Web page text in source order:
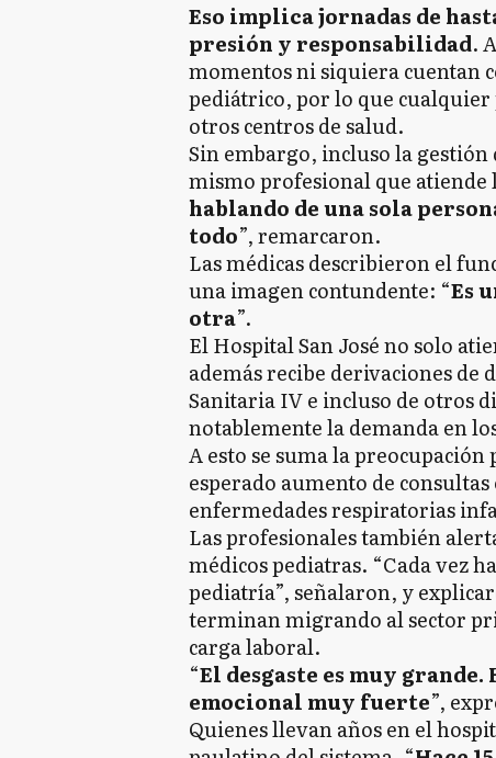
Eso implica jornadas de
presión y responsabilidad.
momentos ni siquiera cuentan
pediátrico, por lo que cualquier
otros centros de salud.
Sin embargo, incluso la gestión
mismo profesional que atiende
hablando de una sola
todo”, remarcaron.
Las médicas describieron el
una imagen contundente: “Es
otra”.
El Hospital San José no solo
además recibe derivaciones de
Sanitaria IV e incluso de otros
notablemente la demanda en
A esto se suma la
esperado aumento de
enfermedades respiratorias
Las profesionales también
médicos pediatras. “Cada vez
pediatría”, señalaron, y
terminan migrando al sector
carga laboral.
“El desgaste es muy
emocional muy fuerte”,
Quienes llevan años en el